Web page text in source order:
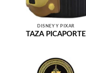
DISNEY Y PIXAR
TAZA PICAPORTE